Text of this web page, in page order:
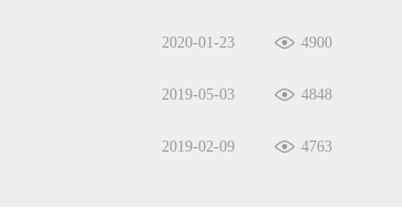
2020-01-23 4900
2019-05-03 4848
2019-02-09 4763